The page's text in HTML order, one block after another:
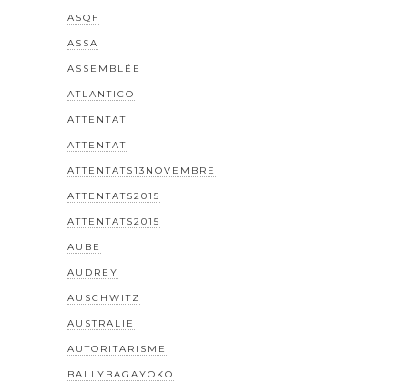
ASQF
ASSA
ASSEMBLÉE
ATLANTICO
ATTENTAT
ATTENTAT
ATTENTATS13NOVEMBRE
ATTENTATS2015
ATTENTATS2015
AUBE
AUDREY
AUSCHWITZ
AUSTRALIE
AUTORITARISME
BALLYBAGAYOKO